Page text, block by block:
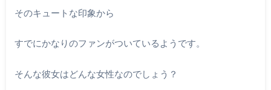
そのキュートな印象から
すでにかなりのファンがついているようです。
そんな彼女はどんな女性なのでしょう？